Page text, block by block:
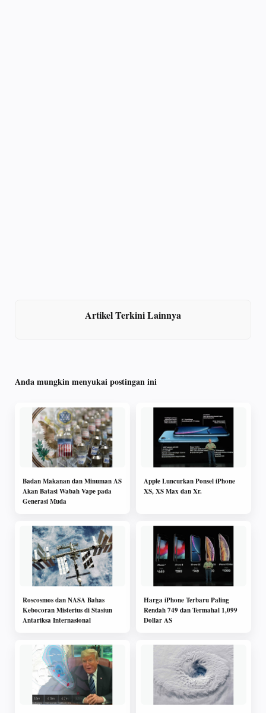
Artikel Terkini Lainnya
Anda mungkin menyukai postingan ini
Badan Makanan dan Minuman AS
Akan Batasi Wabah Vape pada
Generasi Muda
Apple Luncurkan Ponsel iPhone
XS, XS Max dan Xr.
Roscosmos dan NASA Bahas
Kebocoran Misterius di Stasiun
Antariksa Internasional
Harga iPhone Terbaru Paling
Rendah 749 dan Termahal 1,099
Dollar AS